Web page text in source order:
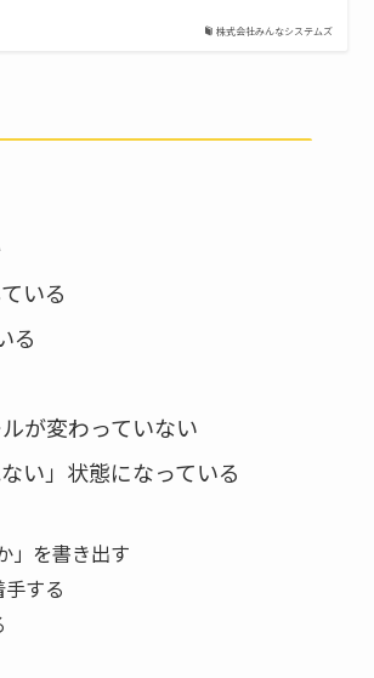
株式会社みんなシステムズ
いる
る
が変わっていない
い」状態になっている
」を書き出す
する